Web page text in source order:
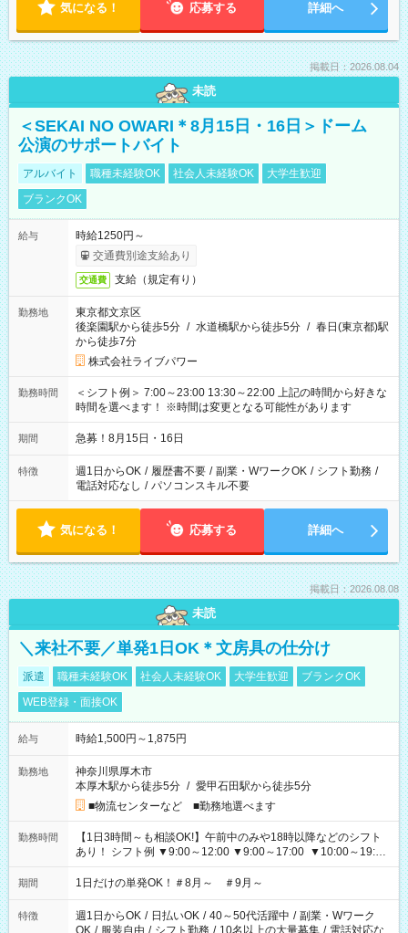
気になる！ 応募する 詳細へ
掲載日：2026.08.04
未読
＜SEKAI NO OWARI＊8月15日・16日＞ドーム
公演のサポートバイト
アルバイト 職種未経験OK 社会人未経験OK
大学生歓迎
ブランクOK
給与
時給1250円～
交通費別途支給あり
交通費 支給（規定有り）
勤務地
東京都文京区
後楽園駅から徒歩5分 / 水道橋駅から徒歩5分 / 春日(東京都)駅
から徒歩7分
株式会社ライブパワー
勤務時間
＜シフト例＞ 7:00～23:00 13:30～22:00 上記の時間から好きな
時間を選べます！ ※時間は変更となる可能性があります
期間 急募！8月15日・16日
特徴 週1日からOK / 履歴書不要 / 副業・WワークOK / シフト勤務 /
電話対応なし / パソコンスキル不要
気になる！ 応募する 詳細へ
掲載日：2026.08.08
未読
＼来社不要／単発1日OK＊文房具の仕分け
派遣 職種未経験OK 社会人未経験OK 大学生歓迎
ブランクOK
WEB登録・面接OK
給与 時給1,500円～1,875円
勤務地
神奈川県厚木市
本厚木駅から徒歩5分 / 愛甲石田駅から徒歩5分
■物流センターなど ■勤務地選べます
勤務時間
【1日3時間～も相談OK!】午前中のみや18時以降などのシフト
あり！ シフト例 ▼9:00～12:00 ▼9:00～17:00 ▼10:00～19:00
▼18:00～21:00
期間 1日だけの単発OK！＃8月～ ＃9月～
特徴 週1日からOK / 日払いOK / 40～50代活躍中 / 副業・Wワーク
OK / 服装自由 / シフト勤務 / 10名以上の大量募集 / 電話対応な